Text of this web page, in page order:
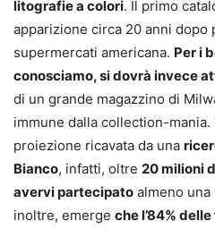
litografie a colori. Il primo
apparizione circa 20 anni dopo
supermercati americana. Per i
conosciamo, si dovrà invece
di un grande magazzino di
immune dalla collection-mania.
proiezione ricavata da una
Bianco, infatti, oltre 20 milioni
avervi partecipato almeno una
inoltre, emerge che l’84%